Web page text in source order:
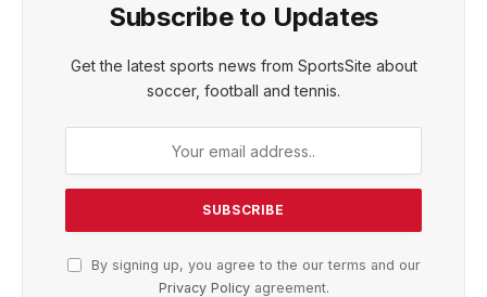
Subscribe to Updates
Get the latest sports news from SportsSite about
soccer, football and tennis.
By signing up, you agree to the our terms and our
Privacy Policyagreement.